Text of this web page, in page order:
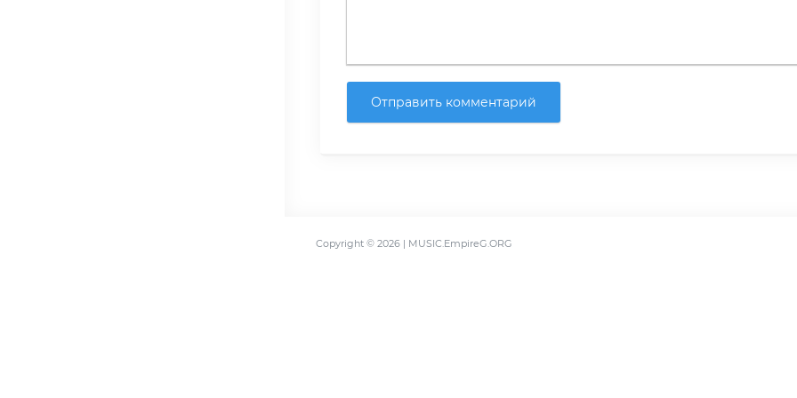
Отправить комментарий
Copyright © 2026 | MUSIC.EmpireG.ORG